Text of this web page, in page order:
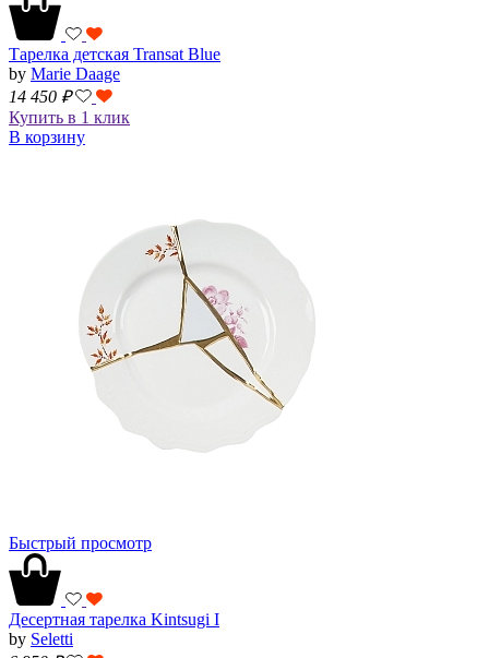
Тарелка детская Transat Blue
by Marie Daage
14 450 ₽
Купить в 1 клик
В корзину
Быстрый просмотр
Десертная тарелка Kintsugi I
by Seletti